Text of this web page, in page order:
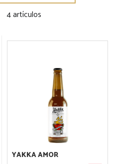
4 artículos
YAKKA AMOR